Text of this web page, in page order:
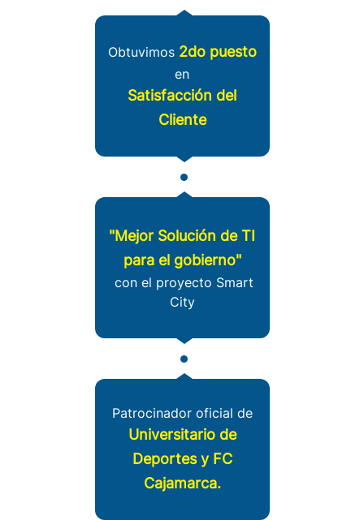
Obtuvimos 2do puesto
en
Satisfacción del
Cliente
"Mejor Solución de TI
para el gobierno"
con el proyecto Smart
City
Patrocinador oficial de
Universitario de
Deportes y FC
Cajamarca.